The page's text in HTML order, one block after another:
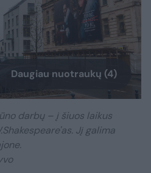
Daugiau nuotraukų (4)
darbų – į šiuos laikus
Jį galima